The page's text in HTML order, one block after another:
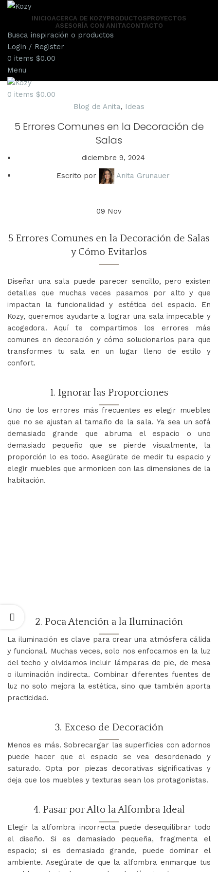
INICIOACERCA DE KOZYPRODUCTOSPROYECTOS
ASESORÍA CON ANITACONTACTO
Busca inspiración o productos
Login / Register
0 items $0.00
Menu
0 items $0.00
Blog de Anita, Ideas
5 Errores Comunes en la Decoración de
Salas
diciembre 9, 2024
Escrito por Anita Grunauer
09 Nov
5 Errores Comunes en la Decoración de Salas
y Cómo Evitarlos
Diseñar una sala puede parecer sencillo, pero existen
detalles que muchas veces pasamos por alto y que
impactan la funcionalidad y estética del espacio. En
Kozy, queremos ayudarte a lograr una sala impecable y
acogedora. Aquí te compartimos los errores más
comunes en decoración y cómo solucionarlos para que
transformes tu sala en un lugar lleno de estilo y
confort.
1. Ignorar las Proporciones
Uno de los errores más frecuentes es elegir muebles
que no se ajustan al tamaño de la sala. Ya sea un sofá
demasiado grande que abruma el espacio o uno
demasiado pequeño que se pierde visualmente, la
proporción lo es todo. Asegúrate de medir tu espacio y
elegir muebles que armonicen con las dimensiones de la
habitación.
2. Poca Atención a la Iluminación
La iluminación es clave para crear una atmósfera cálida
y funcional. Muchas veces, solo nos enfocamos en la luz
del techo y olvidamos incluir lámparas de pie, de mesa
o iluminación indirecta. Combinar diferentes fuentes de
luz no solo mejora la estética, sino que también aporta
practicidad.
3. Exceso de Decoración
Menos es más. Sobrecargar las superficies con adornos
puede hacer que el espacio se vea desordenado y
saturado. Opta por piezas decorativas significativas y
deja que los muebles y texturas sean los protagonistas.
4. Pasar por Alto la Alfombra Ideal
Elegir la alfombra incorrecta puede desequilibrar todo
el diseño. Si es demasiado pequeña, fragmenta el
espacio; si es demasiado grande, puede dominar el
ambiente. Asegúrate de que la alfombra enmarque tus